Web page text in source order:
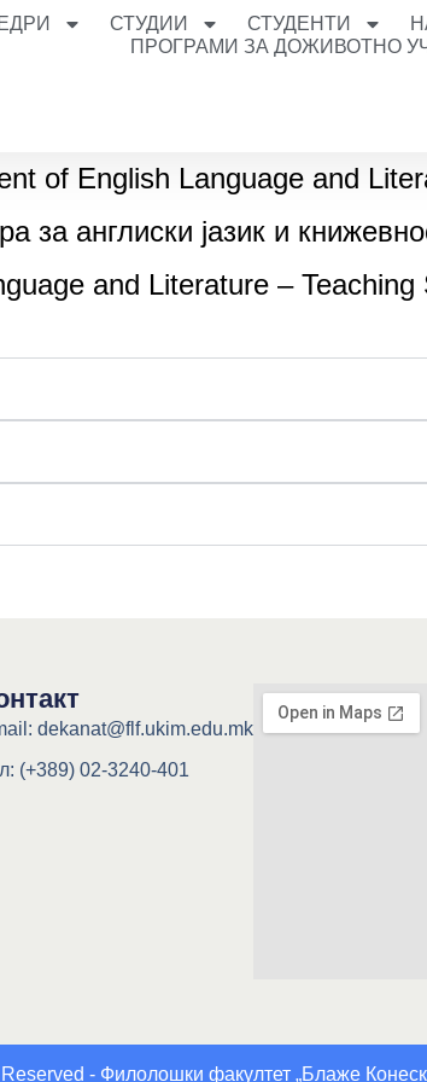
СТУДИИ СТУДЕНТИ
ПРОГРАМИ ЗА ДОЖИВОТНО
of English Language and
за англиски јазик и
and Literature – Teaching
dekanat@flf.ukim.edu.mk
(+389) 02-3240-401
- Филолошки факултет „Блаже